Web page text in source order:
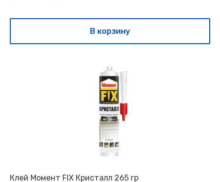
В корзину
Клей Момент FIX Кристалл 265 гр